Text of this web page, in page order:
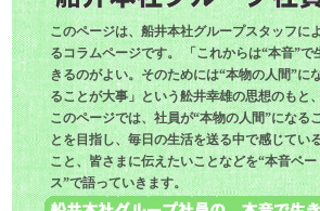
このページは、船井本社グループスタッフに
るコラムページです。 「これからは“本音”で
きるのがよい。そのためには“本物の人間”に
ることが大事」という舩井幸雄の思想のもと
このページでは、社員が“本物の人間”になる
とを目指し、毎日の生活を送る中で感じてい
こと、皆さまに伝えたいことなどを“本音ベー
ス”で語っていきます。